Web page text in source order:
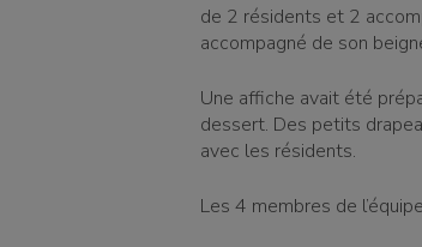
de 2 résidents et 2
accompagné de son
Une affiche avait été
dessert. Des petits
avec les résidents.
Les 4 membres de